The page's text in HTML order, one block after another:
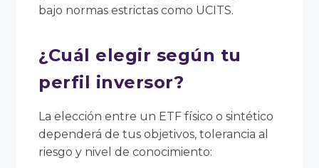
bajo normas estrictas como UCITS.
¿Cuál elegir según tu
perfil inversor?
La elección entre un ETF físico o sintético
dependerá de tus objetivos, tolerancia al
riesgo y nivel de conocimiento: